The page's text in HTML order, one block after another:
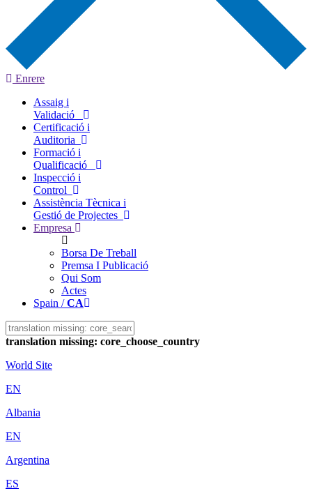
Enrere
Assaig i
Validació
Certificació i
Auditoria
Formació i
Qualificació
Inspecció i
Control
Assistència Tècnica i
Gestió de Projectes
Empresa
Borsa De Treball
Premsa I Publicació
Qui Som
Actes
Spain /CA
translation missing: core_choose_country
World Site
EN
Albania
EN
Argentina
ES